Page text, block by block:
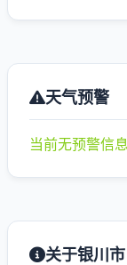
天气预警
当前无预警信息
关于银川市